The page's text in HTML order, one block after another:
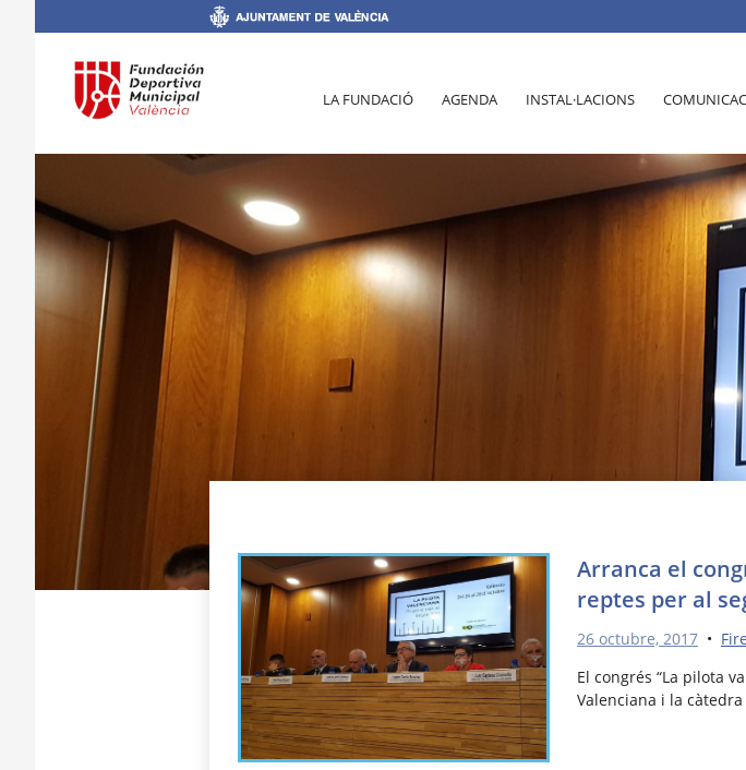
LA FUNDACIÓ AGENDA INSTAL·LACIONS
Arranca el
reptes per al
26 octubre, 2017•
El congrés “La pilota
Valenciana i la